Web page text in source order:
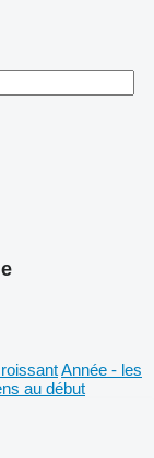
Année - les
au début